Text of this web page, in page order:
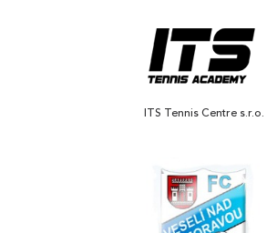
ITS Tennis Centre s.r.o.